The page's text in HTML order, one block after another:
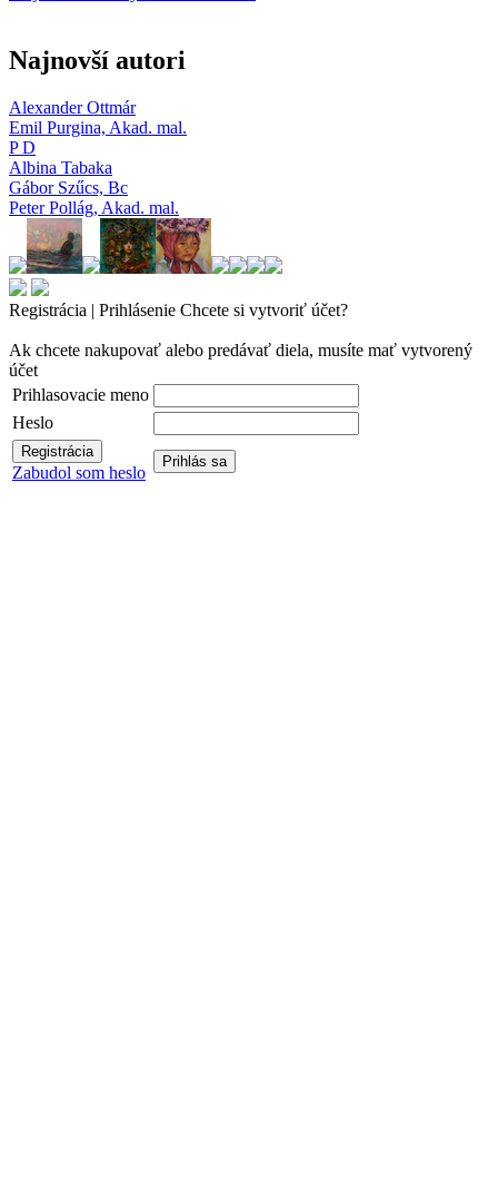
Najnovší autori
Alexander Ottmár
Emil Purgina, Akad. mal.
P D
Albina Tabaka
Gábor Szűcs, Bc
Peter Pollág, Akad. mal.
Registrácia | Prihlásenie Chcete si vytvoriť účet?
Ak chcete nakupovať alebo predávať diela, musíte mať vytvorený
účet
Prihlasovacie meno
Heslo
Zabudol som heslo